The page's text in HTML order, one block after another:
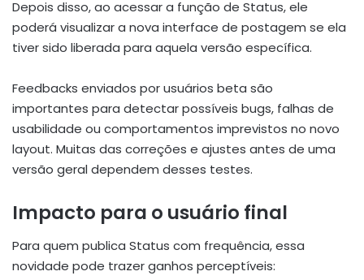
Depois disso, ao acessar a função de Status, ele
poderá visualizar a nova interface de postagem se ela
tiver sido liberada para aquela versão específica.
Feedbacks enviados por usuários beta são
importantes para detectar possíveis bugs, falhas de
usabilidade ou comportamentos imprevistos no novo
layout. Muitas das correções e ajustes antes de uma
versão geral dependem desses testes.
Impacto para o usuário final
Para quem publica Status com frequência, essa
novidade pode trazer ganhos perceptíveis: